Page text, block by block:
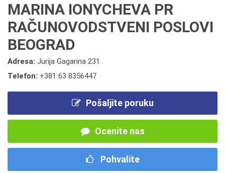
MARINA IONYCHEVA PR
RAČUNOVODSTVENI POSLOVI
BEOGRAD
Adresa: Jurija Gagarina 231
Telefon: +381 63 8356447
Pošaljite poruku
Ocenite nas
Pohvalite